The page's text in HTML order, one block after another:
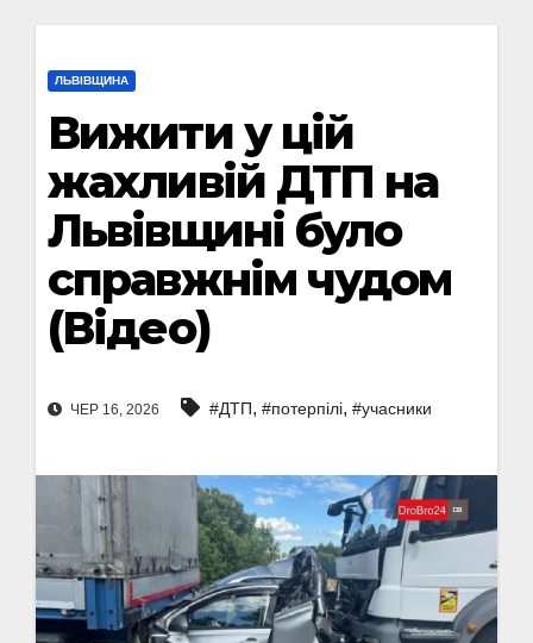
ЛЬВІВЩИНА
Вижити у цій
жахливій ДТП на
Львівщині було
справжнім чудом
(Відео)
ЧЕР 16, 2026 #ДТП, #потерпілі, #учасники